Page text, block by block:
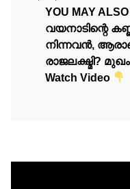
YOU MAY
വയനാടിന്റെ
നിന്നവൻ,
രാജലക്ഷ്മി?
Watch Video